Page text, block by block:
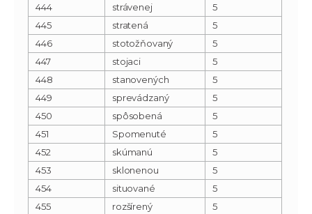
444
strávenej
5
445
stratená
5
446
stotožňovaný
5
447
stojaci
5
448
stanovených
5
449
sprevádzaný
5
450
spôsobená
5
451
Spomenuté
5
452
skúmanú
5
453
sklonenou
5
454
situované
5
455
rozšírený
5